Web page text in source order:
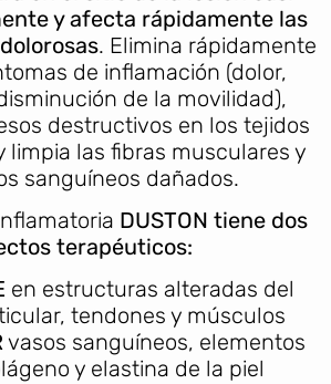
y afecta rápidamente las
. Elimina rápidamente
de inflamación (dolor,
de la movilidad),
destructivos en los tejidos
limpia las fibras musculares y
sanguíneos dañados.
DUSTON tiene dos
terapéuticos:
en estructuras alteradas del
tendones y músculos
vasos sanguíneos, elementos
y elastina de la piel